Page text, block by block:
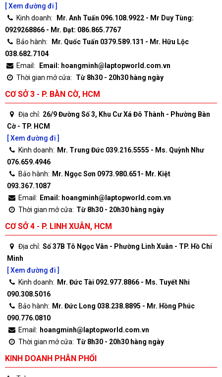
[ Xem đường đi ]
Kinh doanh:
Mr. Anh Tuấn 096.108.9922 - Mr Duy Tùng:
0929268866 - Mr. Đạt: 086.865.7767
Bảo hành:
Mr. Quốc Tuấn 0379.589.131 - Mr. Hữu Lộc
038.682.7104
Email:
Email: hoangminh@laptopworld.com.vn
Thời gian mở cửa:
Từ 8h30 - 20h30 hàng ngày
CƠ SỞ 3 - P. BÀN CỜ, HCM
Địa chỉ: 26/9 Đường Số 3, Khu Cư Xá Đô Thành - Phường Bàn
Cờ - TP. HCM
[ Xem đường đi ]
Kinh doanh: Mr. Trung Đức 039.216.5555 - Ms. Quỳnh Như
076.659.4946
Bảo hành: Mr. Ngọc Sơn 0973.980.651- Mr. Kiệt
093.367.1087
Email: Email: hoangminh@laptopworld.com.vn
Thời gian mở cửa: Từ 8h30 - 20h30 hàng ngày
CƠ SỞ 4 - P. LINH XUÂN, HCM
Địa chỉ: Số 37B Tô Ngọc Vân - Phường Linh Xuân - TP. Hồ Chí
Minh
[ Xem đường đi ]
Kinh doanh: Mr. Đức Tài 092.977.8866 - Ms. Tuyết Nhi
090.308.5016
Bảo hành: Mr. Đức Long 038.238.8895 - Mr. Hồng Phúc
090.776.0810
Email: hoangminh@laptopworld.com.vn
Thời gian mở cửa: Từ 8h30 - 20h30 hàng ngày
KINH DOANH PHÂN PHỐI